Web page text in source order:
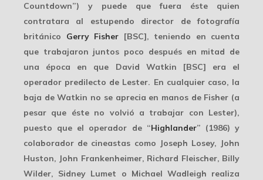
Countdown”) y puede que fuera éste quien
contratara al estupendo director de fotografía
británico Gerry Fisher [BSC], teniendo en cuenta
que trabajaron juntos poco después en mitad de
una época en que David Watkin [BSC] era el
operador predilecto de Lester. En cualquier caso, la
baja de Watkin no se aprecia en manos de Fisher (a
pesar que éste no volvió a trabajar con Lester),
puesto que el operador de “Highlander” (1986) y
colaborador de cineastas como Joseph Losey, John
Huston, John Frankenheimer, Richard Fleischer, Billy
Wilder, Sidney Lumet o Michael Wadleigh realiza